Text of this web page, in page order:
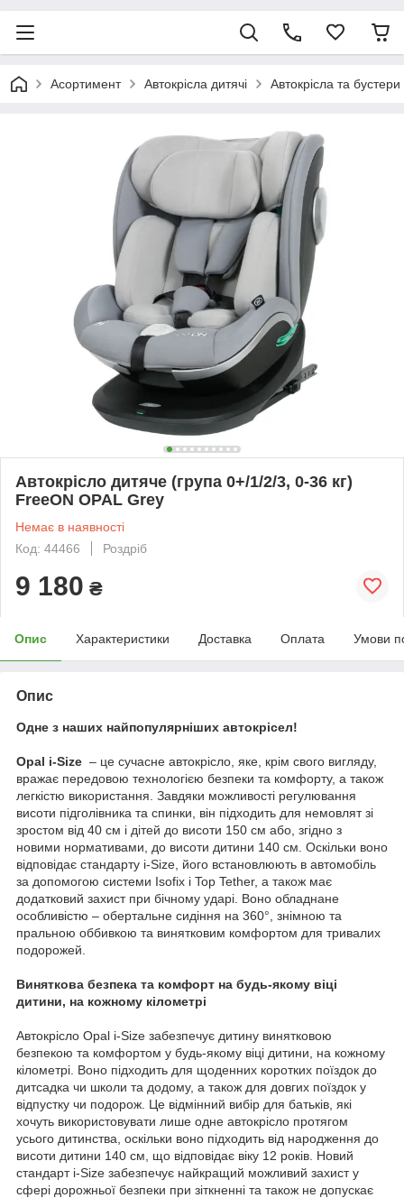
Асортимент Автокрісла дитячі Автокрісла та
Автокрісло дитяче (група 0+/1/2/3, 0-36 кг)
FreeON OPAL Grey
Немає в наявності
Код: 44466
Роздріб
9 180 ₴
Опис Характеристики Доставка Оплата Умови
Опис
Одне з наших найпопулярніших автокрісел!
Opal i-Size – це сучасне автокрісло, яке, крім свого вигляду,
вражає передовою технологією безпеки та комфорту, а також
легкістю використання. Завдяки можливості регулювання
висоти підголівника та спинки, він підходить для немовлят зі
зростом від 40 см і дітей до висоти 150 см або, згідно з
новими нормативами, до висоти дитини 140 см. Оскільки воно
відповідає стандарту i-Size, його встановлюють в автомобіль
за допомогою системи Isofix і Top Tether, а також має
додатковий захист при бічному ударі. Воно обладнане
особливістю – обертальне сидіння на 360°, знімною та
пральною оббивкою та винятковим комфортом для тривалих
подорожей.
Виняткова безпека та комфорт на будь-якому віці
дитини, на кожному кілометрі
Автокрісло Opal i-Size забезпечує дитину винятковою
безпекою та комфортом у будь-якому віці дитини, на кожному
кілометрі. Воно підходить для щоденних коротких поїздок до
дитсадка чи школи та додому, а також для довгих поїздок у
відпустку чи подорож. Це відмінний вибір для батьків, які
хочуть використовувати лише одне автокрісло протягом
усього дитинства, оскільки воно підходить від народження до
висоти дитини 140 см, що відповідає віку 12 років. Новий
стандарт i-Size забезпечує найкращий можливий захист у
сфері дорожньої безпеки при зіткненні та також не допускає